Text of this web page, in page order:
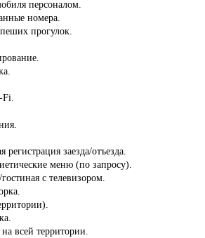
персоналом.
номера.
прогулок.
Fi.
регистрация заезда/отъезда.
меню (по запросу).
с телевизором.
всей территории.